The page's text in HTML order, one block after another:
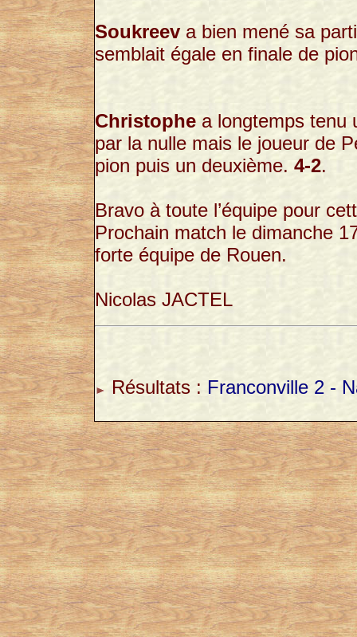
Soukreev a bien mené sa
semblait égale en finale de
Christophe a longtemps tenu
par la nulle mais le joueur de
pion puis un deuxième. 4-2.
Bravo à toute l’équipe pour
Prochain match le dimanche
forte équipe de Rouen.
Nicolas JACTEL
Résultats : Franconville 2 -